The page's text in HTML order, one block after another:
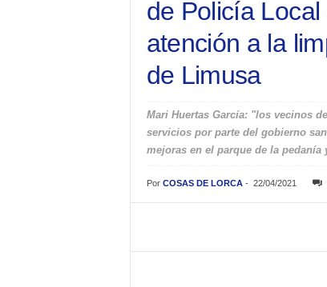
de Policía
atención a la
de Limusa
Mari Huertas García: "los vecinos
servicios por parte del gobierno
mejoras en el parque de la pedanía
Por COSAS DE LORCA- 22/04/2021